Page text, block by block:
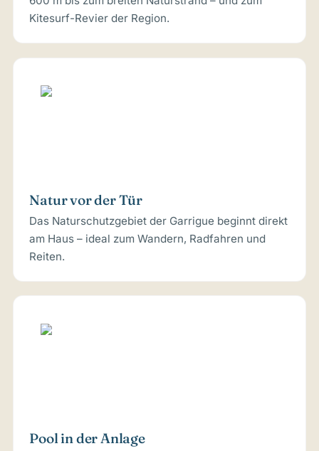
Kitesurf-Revier der Region.
Natur vor der Tür
Das Naturschutzgebiet der Garrigue beginnt direkt
am Haus – ideal zum Wandern, Radfahren und
Reiten.
Pool in der Anlage